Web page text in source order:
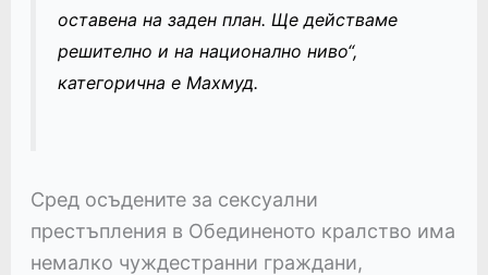
оставена на заден план. Ще действаме
решително и на национално ниво“,
категорична е Махмуд.
Сред осъдените за сексуални
престъпления в Обединеното кралство има
немалко чуждестранни граждани,